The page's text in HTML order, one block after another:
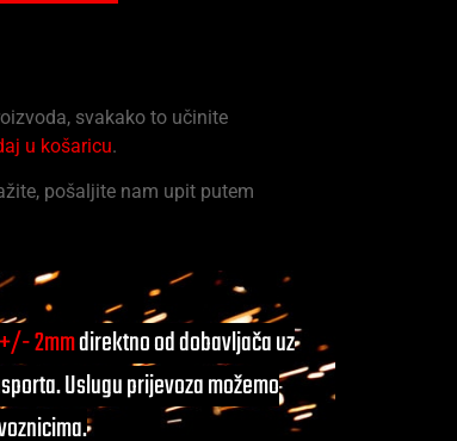
svakako to učinite
u košaricu.
pošaljite nam upit putem
+/- 2mmdirektno od dobavljača uz
Uslugu prijevoza možemo